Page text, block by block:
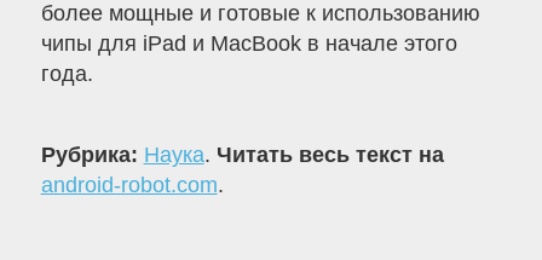
более мощные и готовые к использованию
чипы для iPad и MacBook в начале этого
года.
Рубрика: Наука. Читать весь текст на
android-robot.com.